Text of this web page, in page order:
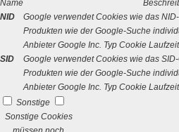
Name
NID
Google verwendet Cookies wie das
Produkten wie der Google-Suche
Anbieter Google Inc. Typ Cookie Laufzeit
SID
Google verwendet Cookies wie das
Produkten wie der Google-Suche
Anbieter Google Inc. Typ Cookie Laufzeit
Sonstige
Sonstige Cookies